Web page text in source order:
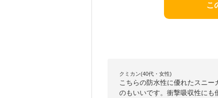
こ
クミカン(40代・女性)
こちらの防水性に優れたスニ
のもいいです。衝撃吸収性に